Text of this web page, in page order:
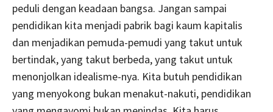
peduli dengan keadaan bangsa. Jangan sampai
pendidikan kita menjadi pabrik bagi kaum kapitalis
dan menjadikan pemuda-pemudi yang takut untuk
bertindak, yang takut berbeda, yang takut untuk
menonjolkan idealisme-nya. Kita butuh pendidikan
yang menyokong bukan menakut-nakuti, pendidikan